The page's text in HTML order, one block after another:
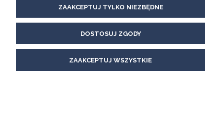
email:kawimet@kawimet.pl
POKAŻ PEŁNĄ WERSJĘ STRONY
Sklep internetowy Shoper Premium
ZAAKCEPTUJ TYLKO NIEZBĘDNE
DOSTOSUJ ZGODY
ZAAKCEPTUJ WSZYSTKIE